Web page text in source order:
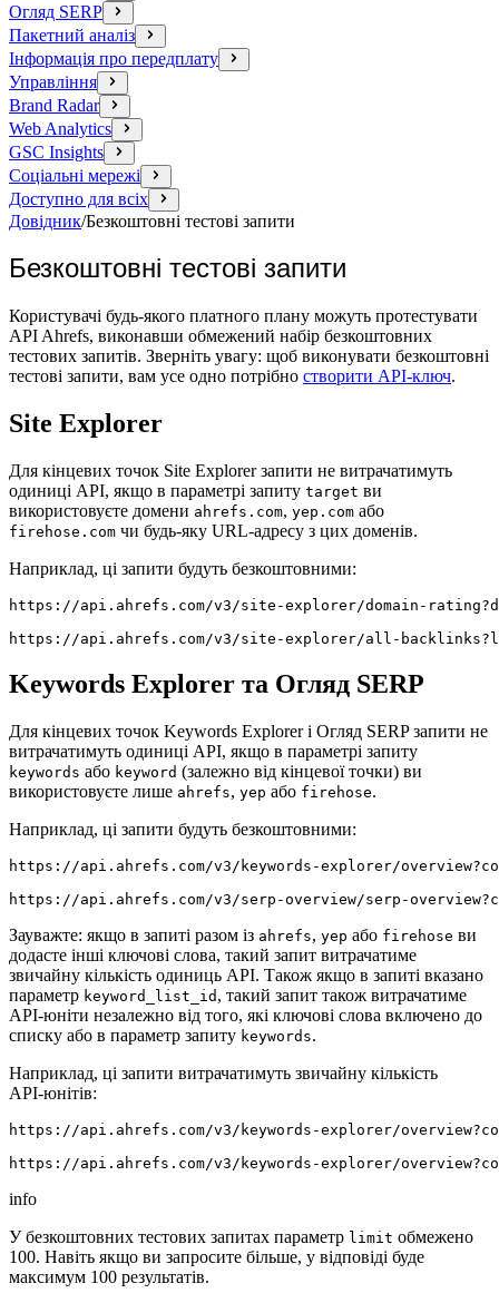
Огляд SERP
Пакетний аналіз
Інформація про передплату
Управління
Brand Radar
Web Analytics
GSC Insights
Соціальні мережі
Доступно для всіх
Довідник/Безкоштовні тестові запити
Безкоштовні тестові запити
Користувачі будь‑якого платного плану можуть протестувати
API Ahrefs, виконавши обмежений набір безкоштовних
тестових запитів. Зверніть увагу: щоб виконувати безкоштовні
тестові запити, вам усе одно потрібно створити API‑ключ.
Site Explorer
Для кінцевих точок Site Explorer запити не витрачатимуть
одиниці API, якщо в параметрі запиту target ви
використовуєте домени ahrefs.com, yep.com або
firehose.com чи будь-яку URL-адресу з цих доменів.
Наприклад, ці запити будуть безкоштовними:
https://api.ahrefs.com/v3/site-explorer/domain-
Keywords Explorer та Огляд SERP
Для кінцевих точок Keywords Explorer і Огляд SERP запити не
витрачатимуть одиниці API, якщо в параметрі запиту
keywords або keyword (залежно від кінцевої точки) ви
використовуєте лише ahrefs, yep або firehose.
Наприклад, ці запити будуть безкоштовними:
https://api.ahrefs.com/v3/keywords-explorer/
Зауважте: якщо в запиті разом із ahrefs, yep або firehose ви
додасте інші ключові слова, такий запит витрачатиме
звичайну кількість одиниць API. Також якщо в запиті вказано
параметр keyword_list_id , такий запит також витрачатиме
API‑юніти незалежно від того, які ключові слова включено до
списку або в параметр запиту keywords.
Наприклад, ці запити витрачатимуть звичайну кількість
API‑юнітів:
https://api.ahrefs.com/v3/keywords-explorer/
info
У безкоштовних тестових запитах параметр limit обмежено
100. Навіть якщо ви запросите більше, у відповіді буде
максимум 100 результатів.